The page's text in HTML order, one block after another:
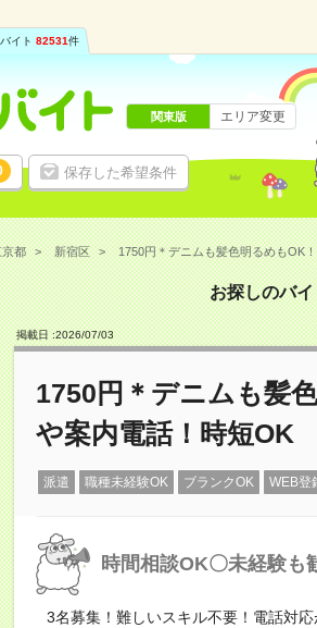
イト 82531件
保存した希望条件
関東版 エリア変更
都 新宿区 1750円＊デニムも髪色明るめもOK
お探しのバ
掲載日 :2026/07/03
1750円＊デニムも髪
や案内電話！時短OK
派遣 職種未経験OK ブランクOK WEB登
時間相談OK〇未経験も
3名募集！難しいスキル不要！電話対